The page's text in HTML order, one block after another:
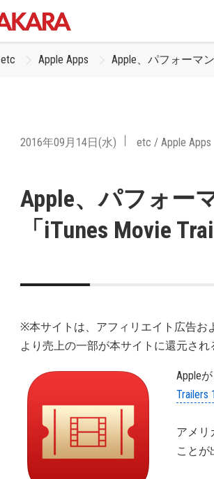
etc Apple Apps Apple、パフォーマ
2016年09月14日(水) etc / Apple Apps
Apple、パフォー
「iTunes Movie
※本サイトは、アフィリエイト広告お
より売上の一部が本サイトに還元され
Apple
Trailers
アメリ
ことが